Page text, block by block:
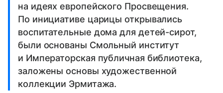
на идеях европейского Просвещения.
По инициативе царицы открывались
воспитательные дома для детей-сирот,
были основаны Смольный институт
и Императорская публичная библиотека,
заложены основы художественной
коллекции Эрмитажа.